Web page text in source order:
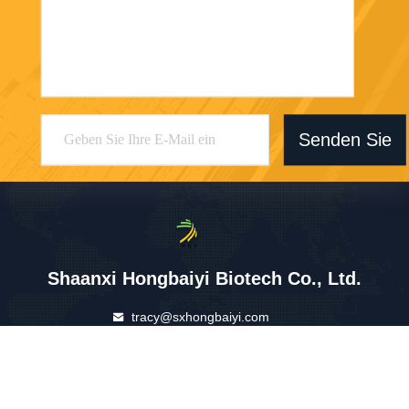
Senden Sie
Shaanxi Hongbaiyi Biotech Co., Ltd.
tracy@sxhongbaiyi.com